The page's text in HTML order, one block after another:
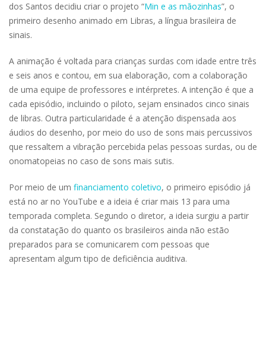
dos Santos decidiu criar o projeto “Min e as mãozinhas”, o
primeiro desenho animado em Libras, a língua brasileira de
sinais.
A animação é voltada para crianças surdas com idade entre três
e seis anos e contou, em sua elaboração, com a colaboração
de uma equipe de professores e intérpretes. A intenção é que a
cada episódio, incluindo o piloto, sejam ensinados cinco sinais
de libras. Outra particularidade é a atenção dispensada aos
áudios do desenho, por meio do uso de sons mais percussivos
que ressaltem a vibração percebida pelas pessoas surdas, ou de
onomatopeias no caso de sons mais sutis.
Por meio de um financiamento coletivo, o primeiro episódio já
está no ar no YouTube e a ideia é criar mais 13 para uma
temporada completa. Segundo o diretor, a ideia surgiu a partir
da constatação do quanto os brasileiros ainda não estão
preparados para se comunicarem com pessoas que
apresentam algum tipo de deficiência auditiva.